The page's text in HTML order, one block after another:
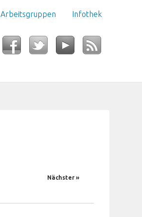
Arbeitsgruppen Infothek
Nächster »